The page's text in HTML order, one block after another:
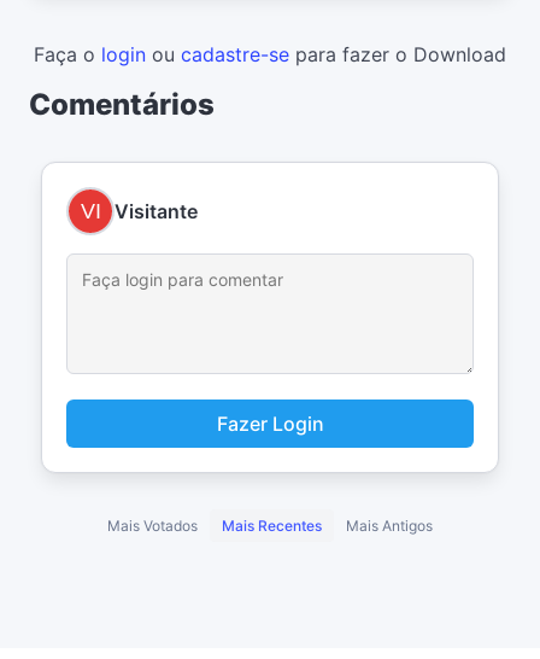
Faça o login ou cadastre-se para fazer o Download
Comentários
Visitante
Fazer Login
Mais Votados Mais Recentes Mais Antigos